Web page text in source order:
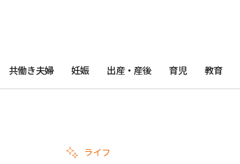
共働き夫婦 妊娠 出産・産後 育児 教育
ライフ